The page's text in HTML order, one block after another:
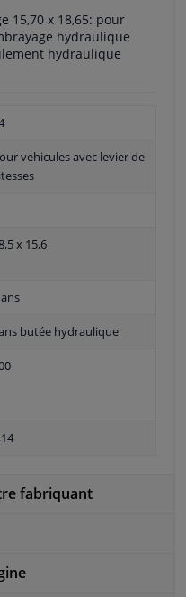
15,70 x 18,65: pour
hydraulique
hydraulique
vehicules avec levier de
x 15,6
butée hydraulique
fabriquant